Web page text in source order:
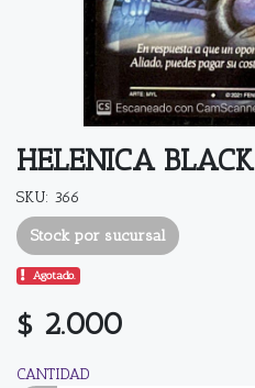
HELENICA BLACK
SKU: 366
Stock por sucursal
Agotado.
$ 2.000
CANTIDAD